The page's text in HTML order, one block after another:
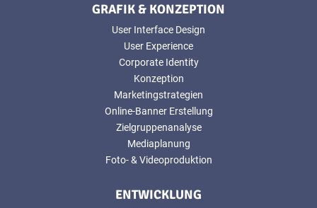
GRAFIK & KONZEPTION
User Interface Design
User Experience
Corporate Identity
Konzeption
Marketingstrategien
Online-Banner Erstellung
Zielgruppenanalyse
Mediaplanung
Foto- & Videoproduktion
ENTWICKLUNG